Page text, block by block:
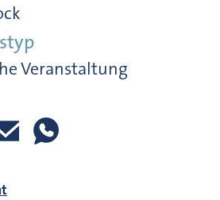
Veranstaltung